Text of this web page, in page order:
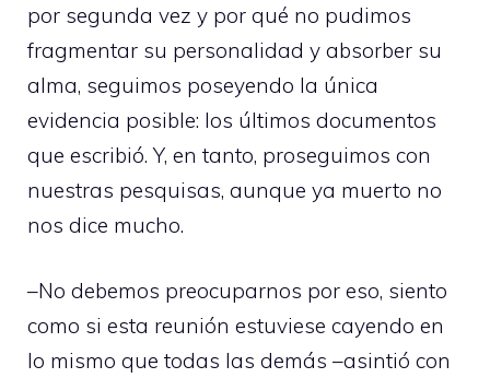
por segunda vez y por qué no pudimos
fragmentar su personalidad y absorber su
alma, seguimos poseyendo la única
evidencia posible: los últimos documentos
que escribió. Y, en tanto, proseguimos con
nuestras pesquisas, aunque ya muerto no
nos dice mucho.
–No debemos preocuparnos por eso, siento
como si esta reunión estuviese cayendo en
lo mismo que todas las demás –asintió con